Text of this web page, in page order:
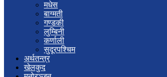
मधेस
बाग्मती
गण्डकी
लुम्बिनी
कर्णाली
सुदूरपश्चिम
अर्थतन्त्र
खेलकुद